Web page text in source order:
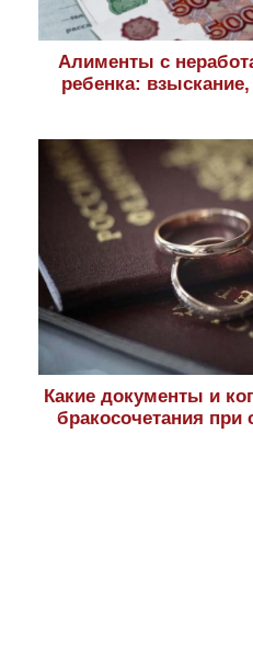
Алименты с
ребенка:
Какие документы и
бракосочетания